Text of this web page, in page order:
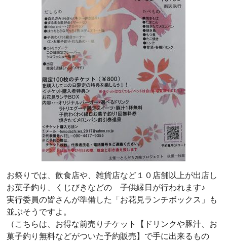
お祭りでは、飲食店や、雑貨店など１０店舗以上が出店し
お菓子釣り、くじびきなどの 子供縁日が行われます♪
実行委員の皆さんが準備した「お花見ランチボックス」も
並ぶそうですよ。
（こちらは、お得な前売りチケット【ドリンクや豚汁、お
菓子釣り無料などがついた予約販売】で手に出来るもの